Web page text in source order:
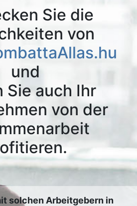
Sie die
von
und
Sie auch Ihr
von der
solchen Arbeitgebern in